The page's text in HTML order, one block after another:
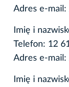
Adres e-mail:
Imię i
Telefon: 12
Adres e-mail:
Imię i